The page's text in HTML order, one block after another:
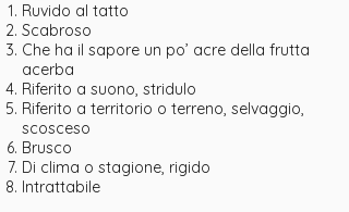
Ruvido al tatto
Scabroso
Che ha il sapore un po’ acre della frutta
acerba
Riferito a suono, stridulo
Riferito a territorio o terreno, selvaggio,
scosceso
Brusco
Di clima o stagione, rigido
Intrattabile